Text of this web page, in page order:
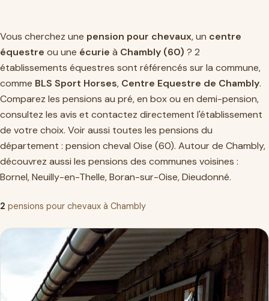
Vous cherchez une pension pour chevaux, un centre
équestre ou une écurie à Chambly (60) ? 2
établissements équestres sont référencés sur la commune,
comme BLS Sport Horses, Centre Equestre de Chambly.
Comparez les pensions au pré, en box ou en demi-pension,
consultez les avis et contactez directement l'établissement
de votre choix. Voir aussi toutes les pensions du
département : pension cheval Oise (60). Autour de Chambly,
découvrez aussi les pensions des communes voisines :
Bornel,Neuilly-en-Thelle,Boran-sur-Oise,Dieudonné.
2 pensions pour chevaux à Chambly